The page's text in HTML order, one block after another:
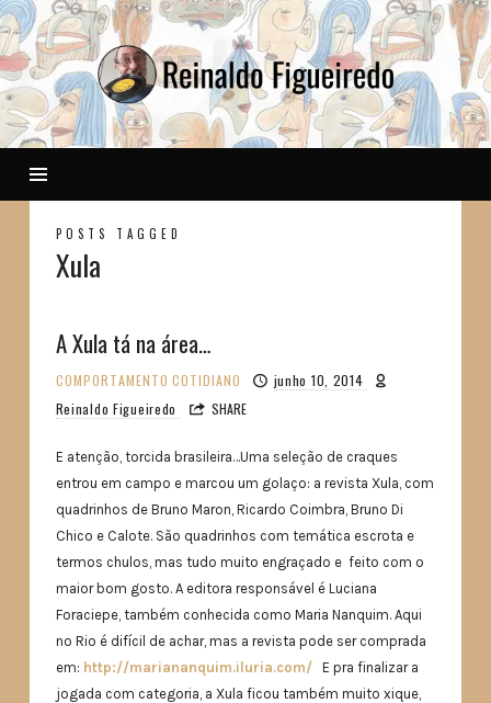
Reinaldo
POSTS TAGGED
Xula
A Xula tá na área…
COMPORTAMENTO COTIDIANO
junho 10, 2014
Reinaldo Figueiredo
SHARE
E atenção, torcida brasileira…Uma seleção de craques
entrou em campo e marcou um golaço: a revista Xula, com
quadrinhos de Bruno Maron, Ricardo Coimbra, Bruno Di
Chico e Calote. São quadrinhos com temática escrota e
termos chulos, mas tudo muito engraçado e feito com o
maior bom gosto. A editora responsável é Luciana
Foraciepe, também conhecida como Maria Nanquim. Aqui
no Rio é difícil de achar, mas a revista pode ser comprada
em: http://mariananquim.iluria.com/E pra finalizar a
jogada com categoria, a Xula ficou também muito xique,